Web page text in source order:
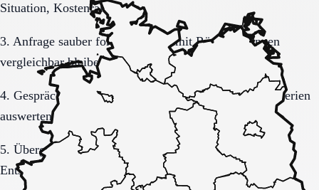
Situation, Kostenrahmen.
3. Anfrage sauber formulieren, damit Rückmeldungen
vergleichbar bleiben.
4. Gespräche und Besichtigungen mit festen Muss-Kriterien
auswerten.
5. Übergang, Kommunikation und Kosten vor der
Entscheidung vollständig klären.